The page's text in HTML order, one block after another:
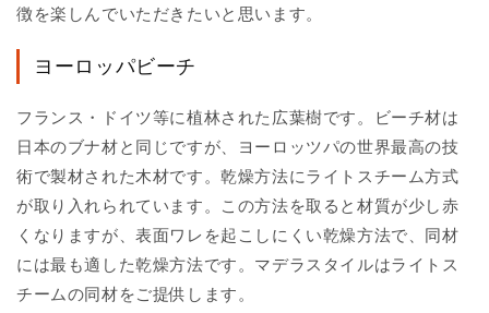
徴を楽しんでいただきたいと思います。
ヨーロッパビーチ
フランス・ドイツ等に植林された広葉樹です。ビーチ材は
日本のブナ材と同じですが、ヨーロッツパの世界最高の技
術で製材された木材です。乾燥方法にライトスチーム方式
が取り入れられています。この方法を取ると材質が少し赤
くなりますが、表面ワレを起こしにくい乾燥方法で、同材
には最も適した乾燥方法です。マデラスタイルはライトス
チームの同材をご提供します。